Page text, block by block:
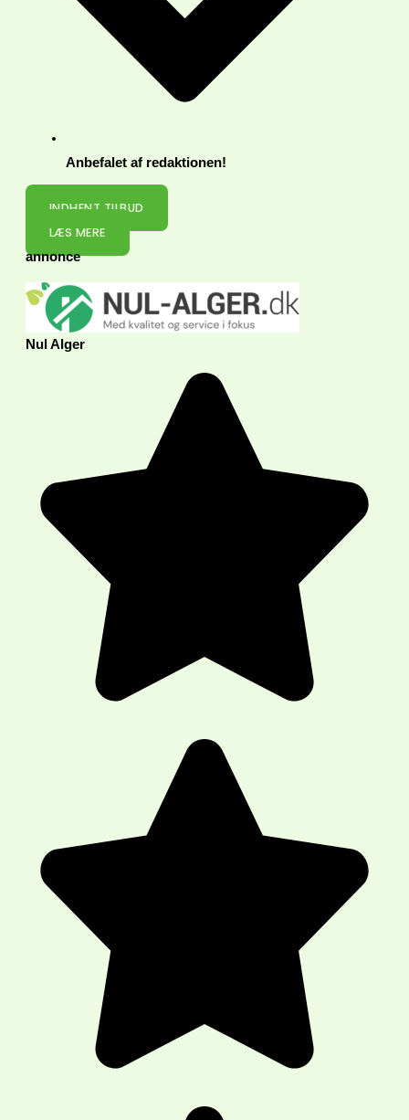
Anbefalet af redaktionen!
INDHENT TILBUD
LÆS MERE
annonce
Nul Alger